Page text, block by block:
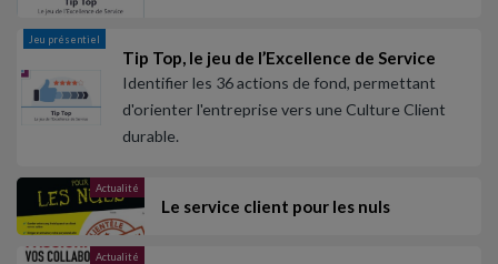
Jeu présentiel
Tip Top, le jeu de l’Excellence de Service
Identifier les 36 actions de fond, permettant
d'orienter l'entreprise vers une Culture Client
durable.
Actualité
Le service client pour les nuls
Actualité